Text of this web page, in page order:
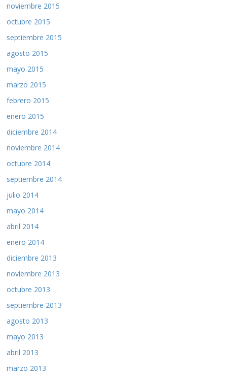
noviembre 2015
octubre 2015
septiembre 2015
agosto 2015
mayo 2015
marzo 2015
febrero 2015
enero 2015
diciembre 2014
noviembre 2014
octubre 2014
septiembre 2014
julio 2014
mayo 2014
abril 2014
enero 2014
diciembre 2013
noviembre 2013
octubre 2013
septiembre 2013
agosto 2013
mayo 2013
abril 2013
marzo 2013